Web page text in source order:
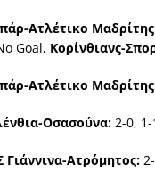
Ατλέτικο
Goal, Κορίνθιανς-
Ατλέτικο
Οσασούνα: 2-0,
Γιάννινα-Ατρόμητος: